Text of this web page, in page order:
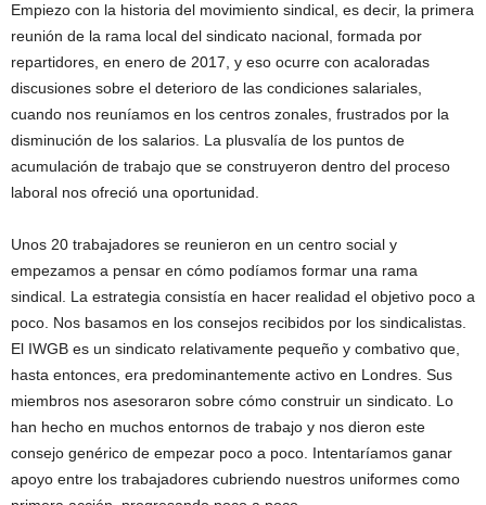
Empiezo con la historia del movimiento sindical, es decir, la primera
reunión de la rama local del sindicato nacional, formada por
repartidores, en enero de 2017, y eso ocurre con acaloradas
discusiones sobre el deterioro de las condiciones salariales,
cuando nos reuníamos en los centros zonales, frustrados por la
disminución de los salarios. La plusvalía de los puntos de
acumulación de trabajo que se construyeron dentro del proceso
laboral nos ofreció una oportunidad.
Unos 20 trabajadores se reunieron en un centro social y
empezamos a pensar en cómo podíamos formar una rama
sindical. La estrategia consistía en hacer realidad el objetivo poco a
poco. Nos basamos en los consejos recibidos por los sindicalistas.
El IWGB es un sindicato relativamente pequeño y combativo que,
hasta entonces, era predominantemente activo en Londres. Sus
miembros nos asesoraron sobre cómo construir un sindicato. Lo
han hecho en muchos entornos de trabajo y nos dieron este
consejo genérico de empezar poco a poco. Intentaríamos ganar
apoyo entre los trabajadores cubriendo nuestros uniformes como